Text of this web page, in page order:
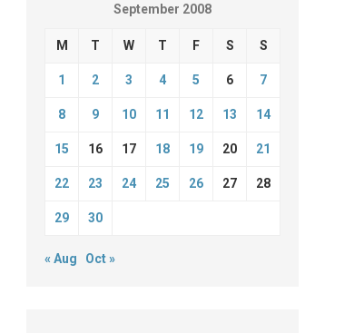
September 2008
M T W T F S S
1 2 3 4 5 6 7
8 9 10 11 12 13 14
15 16 17 18 19 20 21
22 23 24 25 26 27 28
29 30
« Aug Oct »